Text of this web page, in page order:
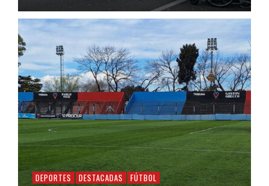
DEPORTES DESTACADAS FÚTBOL